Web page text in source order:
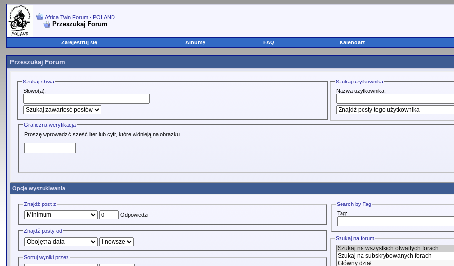
Africa Twin Forum - POLAND
Przeszukaj Forum
Zarejestruj się Albumy FAQ Kalendarz
Przeszukaj Forum
Szukaj słowa
Słowo(a):
Szukaj użytkownika
Nazwa użytkownika:
Graficzna weryfikacja
Proszę wprowadzić sześć liter lub cyfr, które widnieją na obrazku.
Opcje wyszukiwania
Znajdź post z
Odpowiedzi
Znajdź posty od
Sortuj wyniki przez
Search by Tag
Tag:
Szukaj na forum